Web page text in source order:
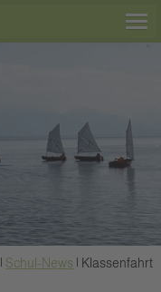
Schul-News
Klassenfahrt